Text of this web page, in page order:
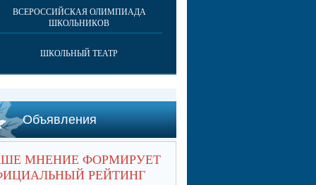
ВСЕРОССИЙСКАЯ ОЛИМПИАДА
ШКОЛЬНИКОВ
ШКОЛЬНЫЙ ТЕАТР
Объявления
МНЕНИЕ ФОРМИРУЕТ
РЕЙТИНГ